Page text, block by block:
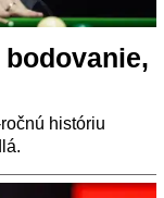
históriu